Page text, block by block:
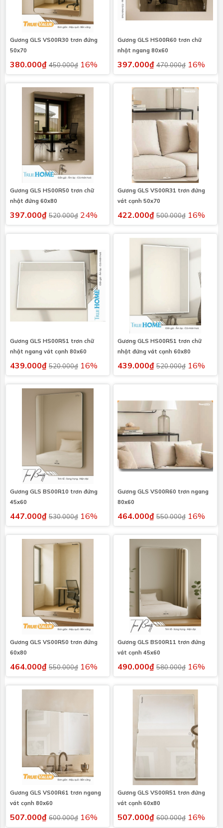
Gương GLS VS00R30 trơn đứng
50x70
380.000₫ 450.000₫ 16%
Gương GLS HS00R60 trơn chữ
nhật ngang 80x60
397.000₫ 470.000₫ 16%
Gương GLS HS00R50 trơn chữ
nhật đứng 60x80
397.000₫ 520.000₫ 24%
Gương GLS VS00R31 trơn đứng
vát cạnh 50x70
422.000₫ 500.000₫ 16%
Gương GLS HS00R51 trơn chữ
nhật ngang vát cạnh 80x60
439.000₫ 520.000₫ 16%
Gương GLS HS00R51 trơn chữ
nhật đứng vát cạnh 60x80
439.000₫ 520.000₫ 16%
Gương GLS BS00R10 trơn đứng
45x60
447.000₫ 530.000₫ 16%
Gương GLS VS00R60 trơn ngang
80x60
464.000₫ 550.000₫ 16%
Gương GLS VS00R50 trơn đứng
60x80
464.000₫ 550.000₫ 16%
Gương GLS BS00R11 trơn đứng
vát cạnh 45x60
490.000₫ 580.000₫ 16%
Gương GLS VS00R61 trơn ngang
vát cạnh 80x60
507.000₫ 600.000₫ 16%
Gương GLS VS00R51 trơn đứng
vát cạnh 60x80
507.000₫ 600.000₫ 16%